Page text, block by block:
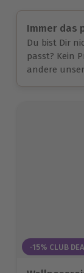
Immer das
Du bist Dir
passt? Kein
andere
-15% CLUB